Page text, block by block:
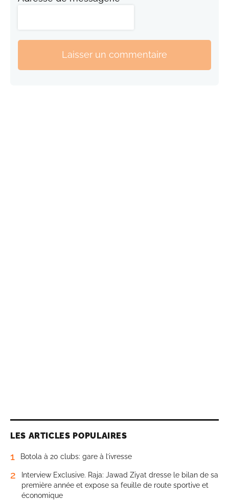
Laisser un commentaire
LES ARTICLES POPULAIRES
1 Botola à 20 clubs: gare à l’ivresse
2
Interview Exclusive. Raja: Jawad Ziyat dresse le bilan de sa
première année et expose sa feuille de route sportive et
économique